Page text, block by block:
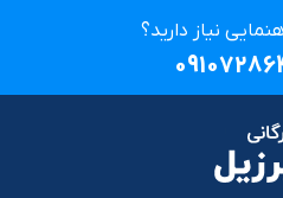
نیاز دارید؟